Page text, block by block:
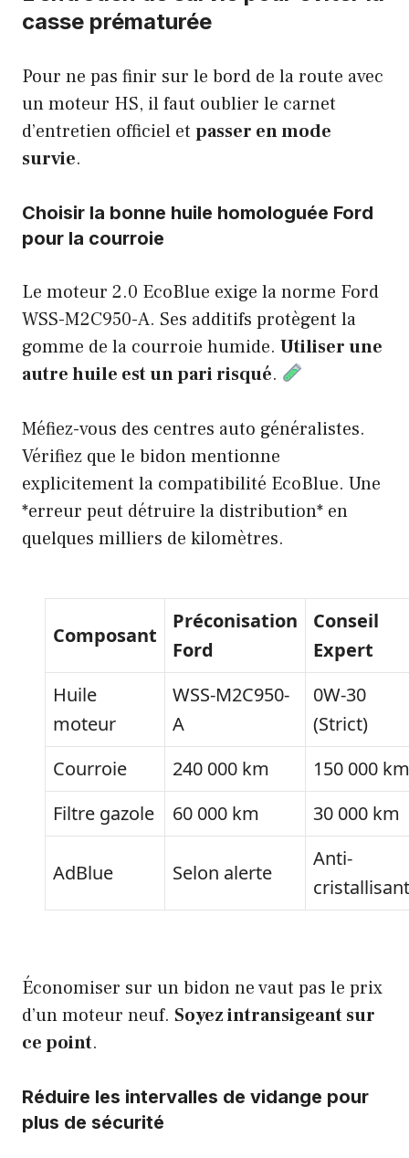
casse prématurée
Pour ne pas finir sur le bord de la route avec
un moteur HS, il faut oublier le carnet
d’entretien officiel et passer en mode
survie.
Choisir la bonne huile homologuée Ford
pour la courroie
Le moteur 2.0 EcoBlue exige la norme Ford
WSS-M2C950-A. Ses additifs protègent la
gomme de la courroie humide. Utiliser une
autre huile est un pari risqué.
Méfiez-vous des centres auto généralistes.
Vérifiez que le bidon mentionne
explicitement la compatibilité EcoBlue. Une
*erreur peut détruire la distribution* en
quelques milliers de kilomètres.
Composant
Préconisation
Ford
Conseil
Expert
Huile
moteur
WSS-M2C950-
A
0W-30
(Strict)
Courroie
240 000 km
150 000 km
Filtre gazole
60 000 km 30 000 km
AdBlue Selon alerte
Anti-
cristallisant
Économiser sur un bidon ne vaut pas le prix
d’un moteur neuf. Soyez intransigeant sur
ce point.
Réduire les intervalles de vidange pour
plus de sécurité